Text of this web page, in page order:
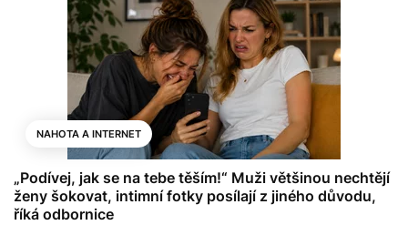
NAHOTA A INTERNET
„Podívej, jak se na tebe těším!“ Muži většinou nechtějí
ženy šokovat, intimní fotky posílají z jiného důvodu,
říká odbornice